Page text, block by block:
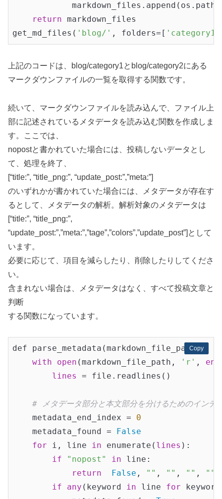
return markdown_files
get_md_files( 'blog/' , folders=[ 'category1'
上記のコードは、blog/category1とblog/category2にある
マークダウンファイルの一覧を取得する関数です。
続いて、マークダウンファイルを読み込んで、ファイル上
部に記述されているメタデータを読み込む関数を作成しま
す。ここでは、
nopostと書かれていた場合には、投稿しないデータとし
て、処理を終了、
[“title:”, “title_png:”, “update_post:”,”meta:”]
のいずれかが書かれていた場合には、メタデータが存在す
るとして、メタデータの解析。解析対象のメタデータは
[“title:”, “title_png:”,
“update_post:”,”meta:”,”tage”,”colors”,”update_post”]として
います。
必要に応じて、項目を減らしたり、削除したりしてくださ
い。
含まれない場合は、メタデータはなく、すべて投稿文章と
判断
する関数になっています。
Copy
Copy
def parse_metadata(markdown_file_path):
with
open (markdown_file_path, 'r' ,
lines
= file.readlines()
# メタデータ部分と本文部分を分けるためのインデ
    metadata_end_index =
0
    metadata_found =
False
for i, line in enumerate( lines ):
if
"nopost" in line:
return
False , "" , "" , "" , ""
if
any (keyword in line for